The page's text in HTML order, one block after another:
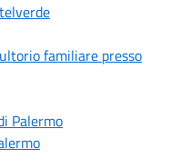
familiare presso
Palermo